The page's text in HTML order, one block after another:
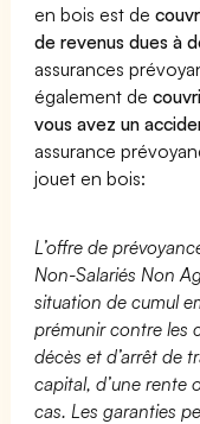
en bois est de
de revenus dues à
assurances
également de
vous avez un
assurance
jouet en bois:
L’offre de
Non-Salariés Non
situation de cumul
prémunir contre les
décès et d’arrêt de
capital, d’une rente
cas. Les garanties